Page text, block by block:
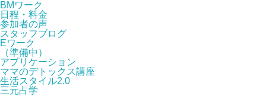
BMワーク
日程・料金
参加者の声
スタッフブログ
Eワーク
（準備中）
アプリケーション
ママのデトックス講座
生活スタイル2.0
三元占学